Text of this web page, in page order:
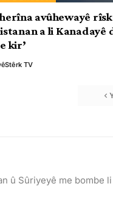
avûhewayê
a li Kanadayê
kir’
Stêrk TV
û Sûriyeyê me bombe